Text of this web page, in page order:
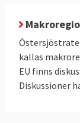
åtgärder
av
kallas
EU finns
Diskussioner